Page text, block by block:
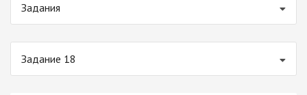
Задания
Задание 18